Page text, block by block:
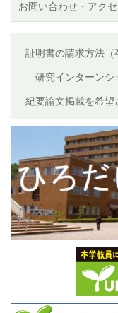
お問い合わせ・アクセ
証明書の請求方法（
研究インターンシ
紀要論文掲載を希望